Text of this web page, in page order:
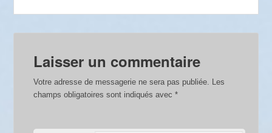
Laisser un commentaire
Votre adresse de messagerie ne sera pas publiée.
Les
champs obligatoires sont indiqués avec*